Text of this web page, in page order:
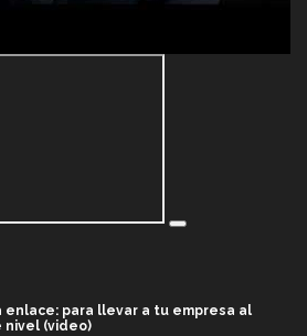
enlace: para llevar a tu empresa al
nivel (video)